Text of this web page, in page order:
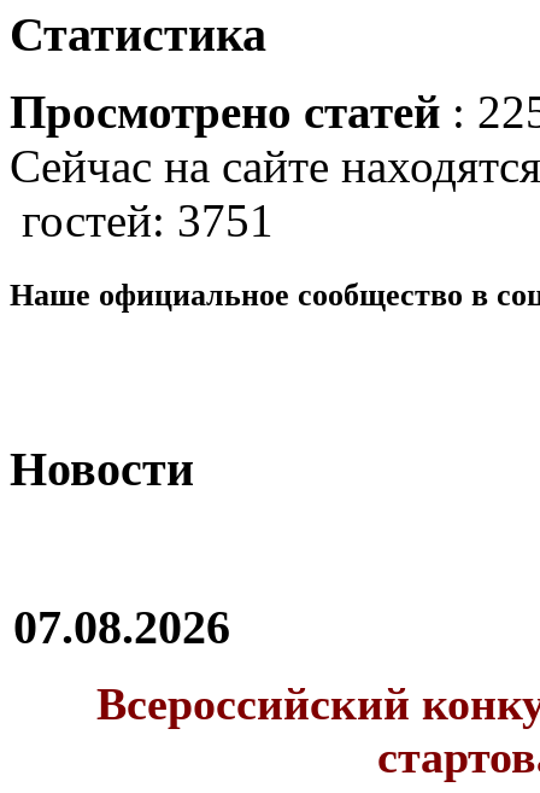
Статистика
Просмотрено статей :
Сейчас на сайте
гостей: 3751
Наше официальное сообщество в
Новости
07.08.2026
Всероссийский